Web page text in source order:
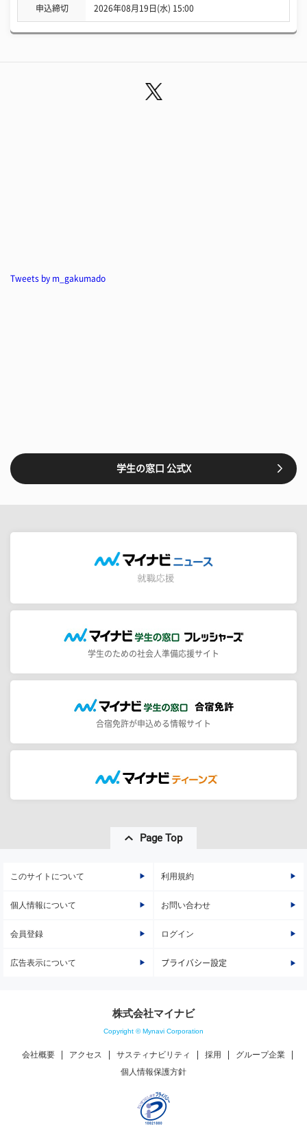
申込締切 2026年08月19日(水) 15:00
Tweets by m_gakumado
学生の窓口 公式X
学生のための社会人準備応援サイト
合宿免許が申込める情報サイト
Page Top
このサイトについて 利用規約
個人情報について お問い合わせ
会員登録 ログイン
広告表示について プライバシー設定
株式会社マイナビ
Copyright © Mynavi Corporation
会社概要 アクセス サスティナビリティ 採用
グループ企業
個人情報保護方針